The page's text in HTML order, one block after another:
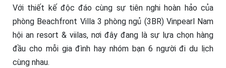
Với thiết kế độc đáo cùng sự tiên nghi hoàn hảo của
phòng Beachfront Villa 3 phòng ngủ (3BR) Vinpearl Nam
hội an resort & viilas, nơi đây đang là sự lựa chọn hàng
đầu cho mỗi gia đình hay nhóm bạn 6 người đi du lịch
cùng nhau.